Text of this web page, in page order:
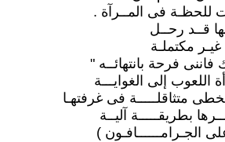
فى المــرآة .
قــد رحــل
مكتملـة
فرحة بانتهائــه "
اللعوب إلى الغوايـــة
متثاقلـــــة فى غرفتهـا
بطريقـــــة آليــة
الجـرامــــــافـون )